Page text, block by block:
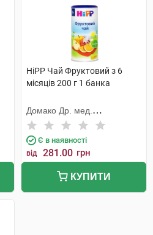
HiPP Чай Фруктовий з 6
місяців 200 г 1 банка
Домако Др. мед.
Ауфдермаур АГ
Є в наявності
від 281.00 грн
КУПИТИ